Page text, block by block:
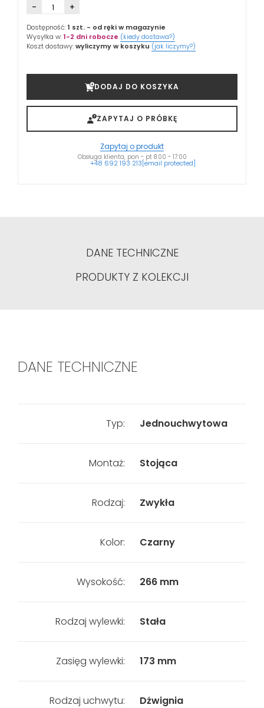
- +
Dostępność:1 szt. - od ręki w magazynie
Wysyłka w:1-2 dni robocze (kiedy dostawa?)
Koszt dostawy:wyliczymy w koszyku (jak liczymy?)
DODAJ DO KOSZYKA
ZAPYTAJ O PRÓBKĘ
Zapytaj o produkt
Obsługa klienta, pon - pt 8:00 - 17:00
+48 692 193 213[email protected]
DANE TECHNICZNE
PRODUKTY Z KOLEKCJI
DANE TECHNICZNE
Typ: Jednouchwytowa
Montaż: Stojąca
Rodzaj: Zwykła
Kolor: Czarny
Wysokość: 266 mm
Rodzaj wylewki: Stała
Zasięg wylewki: 173 mm
Rodzaj uchwytu: Dżwignia